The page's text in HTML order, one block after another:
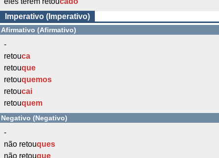
Imperativo (Imperativo)
Afirmativo (Afirmativo)
-
retouca
retouque
retouquemos
retoucai
retouquem
Negativo (Negativo)
-
não retouques
não retouque